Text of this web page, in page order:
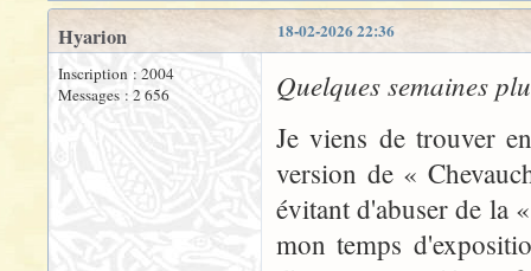
18-02-2026 22:36
Hyarion
Inscription : 2004
Messages : 2 656
Quelques semaines
Je viens de trouver
version de «
évitant d'abuser de la
mon temps